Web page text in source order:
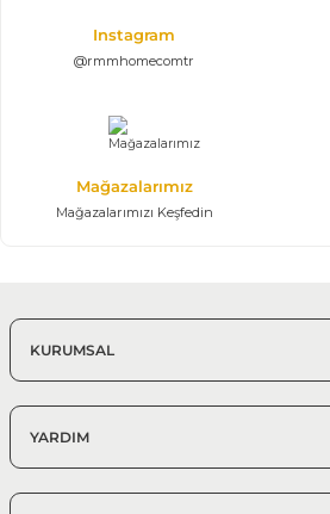
Instagram
@rmmhomecomtr
Mağazalarımız
Mağazalarımızı Keşfedin
KURUMSAL
YARDIM